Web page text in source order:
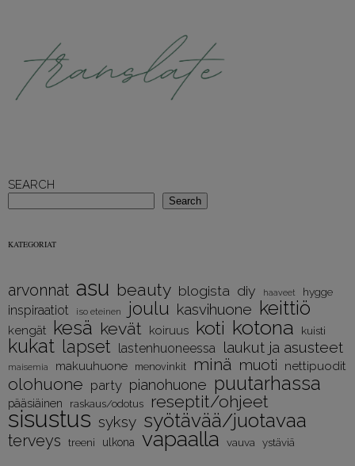
SEARCH
Search
KATEGORIAT
arvonnat asu beauty blogista diy haaveet hygge
inspiraatiot iso eteinen joulu kasvihuone keittiö
kengät kesä kevät koiruus koti kotona kuisti
kukat lapset lastenhuoneessa laukut ja asusteet
maisemia makuuhuone menovinkit minä muoti nettipuodit
olohuone party pianohuone puutarhassa
pääsiäinen raskaus/odotus reseptit/ohjeet
sisustus syksy syötävää/juotavaa
terveys treeni ulkona vapaalla vauva ystäviä